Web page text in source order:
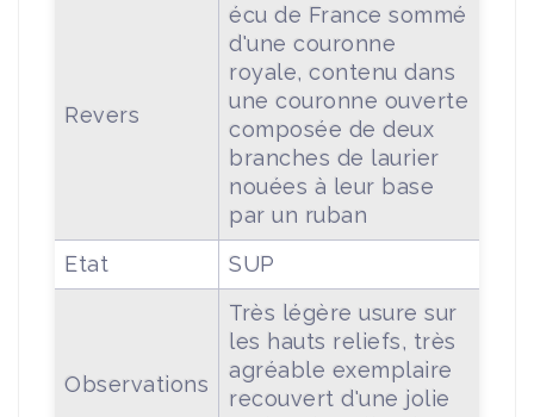
Revers
écu de France sommé
d'une couronne
royale, contenu dans
une couronne ouverte
composée de deux
branches de laurier
nouées à leur base
par un ruban
Etat
SUP
Observations
Très légère usure sur
les hauts reliefs, très
agréable exemplaire
recouvert d'une jolie